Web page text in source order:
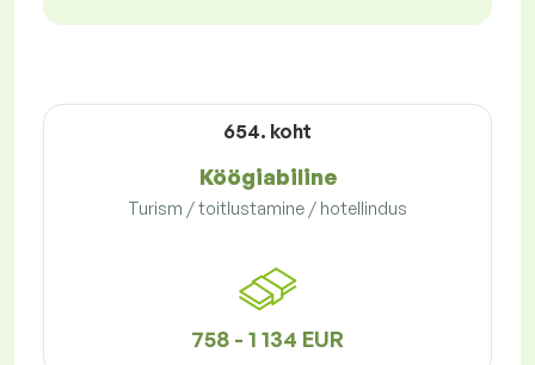
654. koht
Köögiabiline
Turism / toitlustamine / hotellindus
758 - 1 134 EUR